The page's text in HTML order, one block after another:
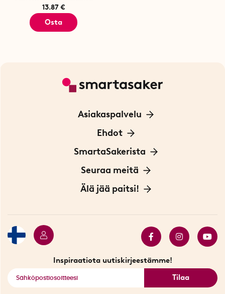
13.87 €
Osta
Asiakaspalvelu
Ota yhteyttä
Ehdot
Tietoa evästeistä
Yksityisyydensuoja
Sopimusehdot
SmartaSakerista
Meistä
Myymälä Tukholmassa
Seuraa meitä
Innovaattoriblogi
Älä jää paitsi!
Inspiraatiota uutiskirjeestämme!
Tilaa